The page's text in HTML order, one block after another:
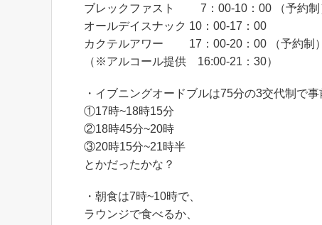
ブレックファスト 7：00-10：00 （予約制
オールデイスナック 10：00-17：00
カクテルアワー 17：00-20：00 （予約制）
（※アルコール提供 16:00-21：30）
・イブニングオードブルは75分の3交代制で事
①17時~18時15分
②18時45分~20時
③20時15分~21時半
とかだったかな？
・朝食は7時~10時で、
ラウンジで食べるか、